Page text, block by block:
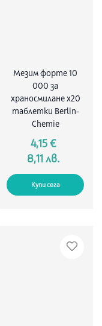
Мезим форте 10
000 за
храносмилане х20
таблетки Berlin-
Chemie
4,15 €
8,11 лв.
Купи сега